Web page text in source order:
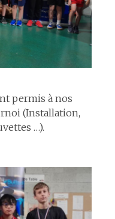
permis à nos
(Installation,
…).